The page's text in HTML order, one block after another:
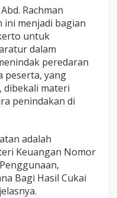
Rachman
ini menjadi bagian
untuk
dalam
peredaran
peserta, yang
dibekali materi
penindakan di
adalah
Keuangan Nomor
Bagi Hasil Cukai